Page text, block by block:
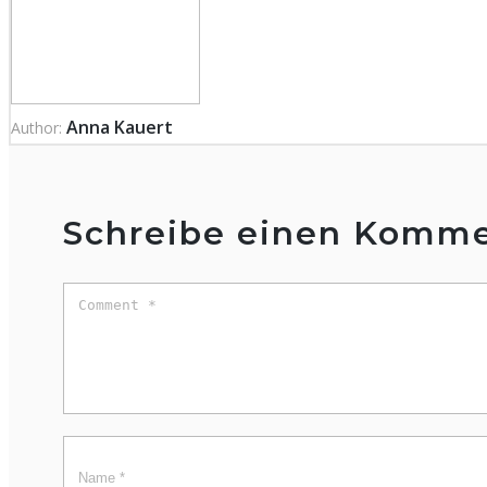
Author: Anna Kauert
Schreibe einen